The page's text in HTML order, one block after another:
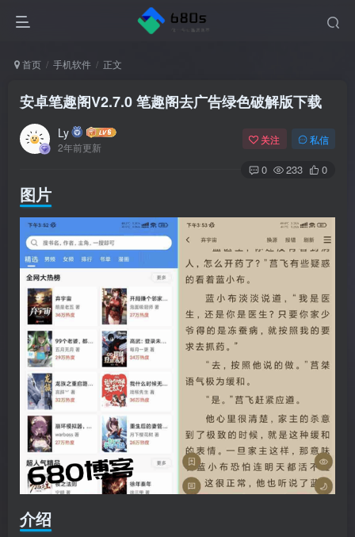
首页 手机软件 正文
安卓笔趣阁V2.7.0 笔趣阁去广告绿色破解版下载
Ly
2年前更新
关注 私信
0 233 0
图片
介绍